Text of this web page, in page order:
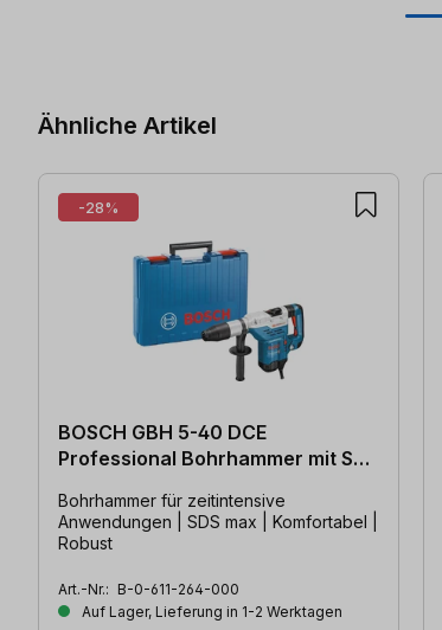
Ähnliche Artikel
-28%
BOSCH GBH 5-40 DCE
Professional Bohrhammer mit SDS
Bohrhammer für zeitintensive
Anwendungen | SDS max | Komfortabel |
Robust
Art.-Nr.: B-0-611-264-000
Auf Lager, Lieferung in 1-2 Werktagen